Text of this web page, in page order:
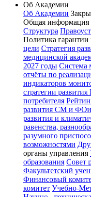
Об Академии
Об Академии
Общая информация
Структура
Политика гарантии
цели Стратегия
медицинской
2027 годы Система
отчёты по
индикаторов
стратегии
потребителя
развития СМ и
развития и
равенства,
разумного
возможностями
органы управления
образования Совет
Факультетский
Финансовый
комитет Учебно-